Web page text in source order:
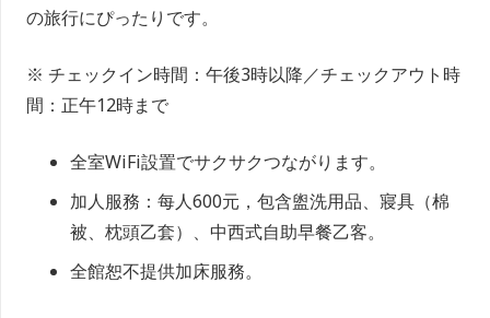
の旅行にぴったりです。
※ チェックイン時間：午後3時以降／チェックアウト時
間：正午12時まで
全室WiFi設置でサクサクつながります。
加人服務：每人600元，包含盥洗用品、寢具（棉
被、枕頭乙套）、中西式自助早餐乙客。
全館恕不提供加床服務。